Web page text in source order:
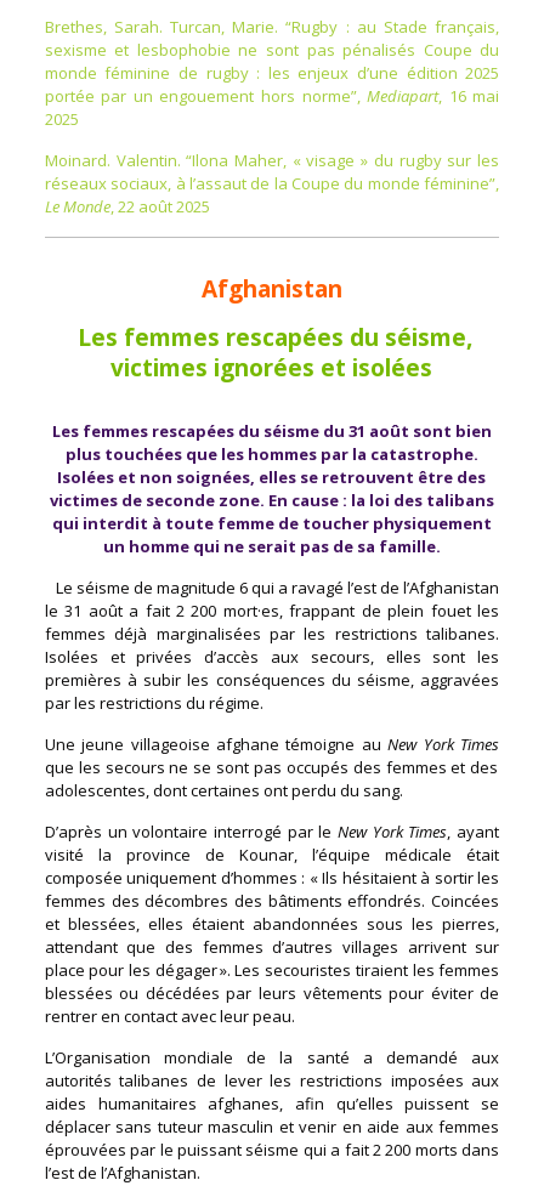
Brethes, Sarah. Turcan, Marie. “Rugby : au Stade français,
sexisme et lesbophobie ne sont pas pénalisés Coupe du
monde féminine de rugby : les enjeux d’une édition 2025
portée par un engouement hors norme”,Mediapart, 16 mai
2025
Moinard. Valentin. “Ilona Maher, « visage » du rugby sur les
réseaux sociaux, à l’assaut de la Coupe du monde féminine”,
Le Monde, 22 août 2025
Afghanistan
Les femmes rescapées du séisme,
victimes ignorées et isolées
Les femmes rescapées du séisme du 31 août sont bien
plus touchées que les hommes par la catastrophe.
Isolées et non soignées, elles se retrouvent être des
victimes de seconde zone. En cause : la loi des talibans
qui interdit à toute femme de toucher physiquement
un homme qui ne serait pas de sa famille.
Le séisme de magnitude 6 qui a ravagé l’est de l’Afghanistan
le 31 août a fait 2 200 mort·es, frappant de plein fouet les
femmes déjà marginalisées par les restrictions talibanes.
Isolées et privées d’accès aux secours, elles sont les
premières à subir les conséquences du séisme, aggravées
par les restrictions du régime.
Une jeune villageoise afghane témoigne auNew York Times
que les secours ne se sont pas occupés des femmes et des
adolescentes, dont certaines ont perdu du sang.
D’après un volontaire interrogé par le New York Times, ayant
visité la province de Kounar, l’équipe médicale était
composée uniquement d’hommes : « Ils hésitaient à sortir les
femmes des décombres des bâtiments effondrés. Coincées
et blessées, elles étaient abandonnées sous les pierres,
attendant que des femmes d’autres villages arrivent sur
place pour les dégager ». Les secouristes tiraient les femmes
blessées ou décédées par leurs vêtements pour éviter de
rentrer en contact avec leur peau.
L’Organisation mondiale de la santé a demandé aux
autorités talibanes de lever les restrictions imposées aux
aides humanitaires afghanes, afin qu’elles puissent se
déplacer sans tuteur masculin et venir en aide aux femmes
éprouvées par le puissant séisme qui a fait 2 200 morts dans
l’est de l’Afghanistan.